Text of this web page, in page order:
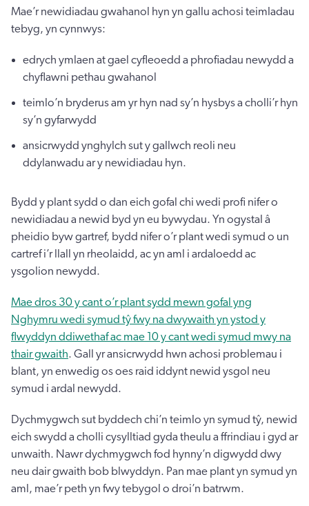
Mae’r newidiadau gwahanol hyn yn gallu achosi teimladau
tebyg, yn cynnwys:
edrych ymlaen at gael cyfleoedd a phrofiadau newydd a
chyflawni pethau gwahanol
teimlo’n bryderus am yr hyn nad sy’n hysbys a cholli’r hyn
sy’n gyfarwydd
ansicrwydd ynghylch sut y gallwch reoli neu
ddylanwadu ar y newidiadau hyn.
Bydd y plant sydd o dan eich gofal chi wedi profi nifer o
newidiadau a newid byd yn eu bywydau. Yn ogystal â
pheidio byw gartref, bydd nifer o’r plant wedi symud o un
cartref i’r llall yn rheolaidd, ac yn aml i ardaloedd ac
ysgolion newydd.
Mae dros 30 y cant o’r plant sydd mewn gofal yng
Nghymru wedi symud tŷ fwy na dwywaith yn ystod y
flwyddyn ddiwethaf ac mae 10 y cant wedi symud mwy na
thair gwaith. Gall yr ansicrwydd hwn achosi problemau i
blant, yn enwedig os oes raid iddynt newid ysgol neu
symud i ardal newydd.
Dychmygwch sut byddech chi’n teimlo yn symud tŷ, newid
eich swydd a cholli cysylltiad gyda theulu a ffrindiau i gyd ar
unwaith. Nawr dychmygwch fod hynny’n digwydd dwy
neu dair gwaith bob blwyddyn. Pan mae plant yn symud yn
aml, mae’r peth yn fwy tebygol o droi’n batrwm.